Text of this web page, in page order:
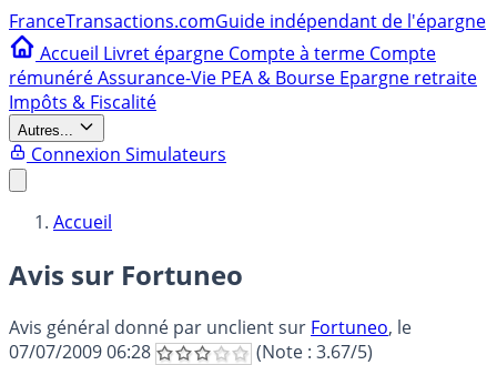
FranceTransactions.comGuide indépendant de l'épargne
Accueil Livret épargne Compte à terme Compte
rémunéréAssurance-Vie PEA & Bourse Epargne retraite
Impôts & Fiscalité
Autres...
Connexion Simulateurs
Accueil
Avis sur Fortuneo
Avis général donné par unclientsur Fortuneo, le
07/07/2009 06:28
(Note : 3.67/5)